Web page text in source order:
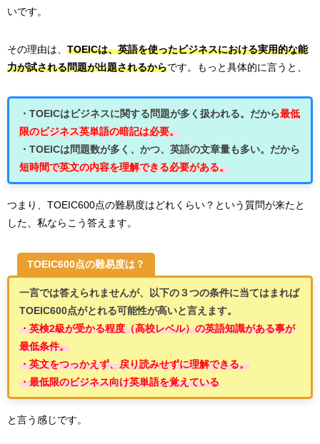
いです。
その理由は、 TOEICは、英語を使ったビジネスにおける実用的な能
力が試される問題が出題されるからです。もっと具体的に言うと、
・TOEICはビジネスに関する問題が多く扱われる。だから最低
限のビジネス英単語の暗記は必要。
・TOEICは問題数が多く、かつ、英語の文章量も多い。だから
短時間で英文の内容を理解できる必要がある。
つまり、TOEIC600点の難易度はどれくらい？という質問が来たと
した、私ならこう答えます。
TOEIC600点の難易度は？
一言では答えられませんが、以下の３つの条件に当てはまれば
TOEIC600点がとれる可能性が高いと言えます。
・英検2級が受かる程度（高校レベル）の英語知識がある事が
最低条件。
・英文をつっかえず、戻り読みせずに理解できる。
・最低限のビジネス向け英単語を覚えている
と言う感じです。